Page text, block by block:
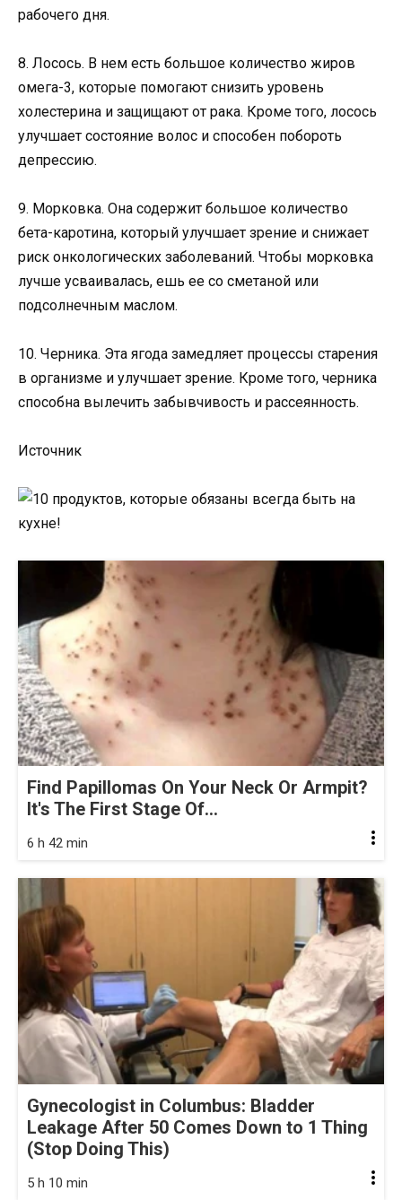
рабочего дня.
8. Лосось. В нем есть большое количество жиров
омега-3, которые помогают снизить уровень
холестерина и защищают от рака. Кроме того, лосось
улучшает состояние волос и способен побороть
депрессию.
9. Морковка. Она содержит большое количество
бета-каротина, который улучшает зрение и снижает
риск онкологических заболеваний. Чтобы морковка
лучше усваивалась, ешь ее со сметаной или
подсолнечным маслом.
10. Черника. Эта ягода замедляет процессы старения
в организме и улучшает зрение. Кроме того, черника
способна вылечить забывчивость и рассеянность.
Источник
Find Papillomas On Your Neck Or Armpit?
It's The First Stage Of...
6 h 42 min
Gynecologist in Columbus: Bladder
Leakage After 50 Comes Down to 1 Thing
(Stop Doing This)
5 h 10 min